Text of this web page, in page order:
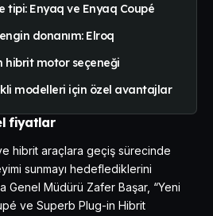
tipi: Enyaq ve Enyaq Coupé
donanım: Elroq
hibrit motor seçeneği
modelleri için özel avantajlar
fiyatlar
hibrit araçlara geçiş sürecinde
sunmayı hedeflediklerini
Genel Müdürü Zafer Başar, “Yeni
ve Superb Plug-in Hibrit